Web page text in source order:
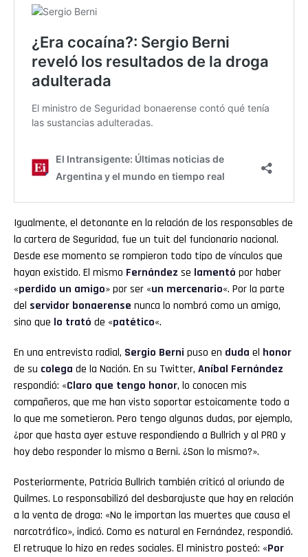
Igualmente, el detonante en la relación de los responsables de
la cartera de Seguridad, fue un tuit del funcionario nacional.
Desde ese momento se rompieron todo tipo de vínculos que
hayan existido. El mismo Fernández se lamentó por haber
«perdido un amigo» por ser «un mercenario«. Por la parte
del servidor bonaerense nunca lo nombró como un amigo,
sino que lo trató de «patético«.
En una entrevista radial, Sergio Berni puso en duda el honor
de su colega de la Nación. En su Twitter, Aníbal Fernández
respondió: «Claro que tengo honor, lo conocen mis
compañeros, que me han visto soportar estoicamente todo a
lo que me sometieron. Pero tengo algunas dudas, por ejemplo,
¿por que hasta ayer estuve respondiendo a Bullrich y al PRO y
hoy debo responder lo mismo a Berni. ¿Son lo mismo?».
Posteriormente, Patricia Bullrich también criticó al oriundo de
Quilmes. Lo responsabilizó del desbarajuste que hay en relación
a la venta de droga: «No le importan las muertes que causa el
narcotráfico», indicó. Como es natural en Fernández, respondió.
El retruque lo hizo en redes sociales. El ministro posteó: «Por